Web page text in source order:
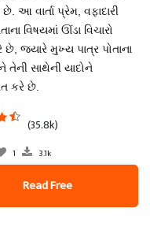
આ વાર્તા પ્રેમ, વફાદારી
વિષયમાં ઊંડા વિચારો
છે, જ્યારે મુખ્ય પાત્ર પોતાના
સાથેની યાદોને
કરે છે.
(35.8k)
1 3.1k
Read Free